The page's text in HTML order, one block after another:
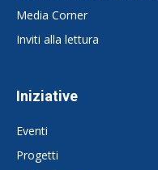
Media Corner
Inviti alla lettura
Iniziative
Eventi
Progetti